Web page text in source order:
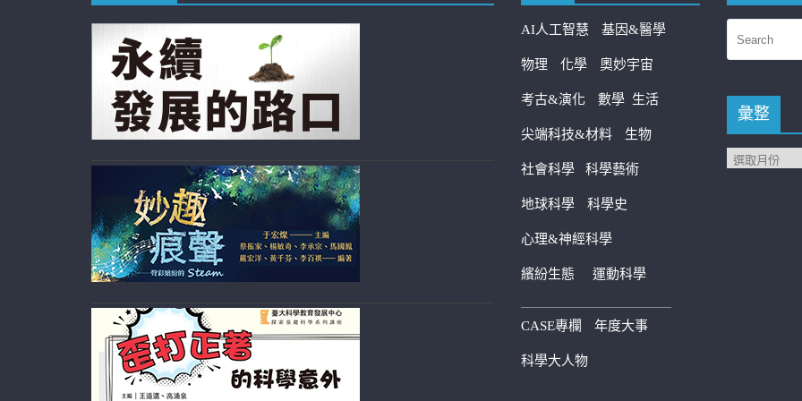
AI人工智慧 基因&醫學
物理 化學 奧妙宇宙
考古&演化 數學 生活
尖端科技&材料 生物
社會科學 科學藝術
地球科學 科學史
心理&神經科學
繽紛生態 運動科學
————————————
CASE專欄 年度大事
科學大人物
彙整